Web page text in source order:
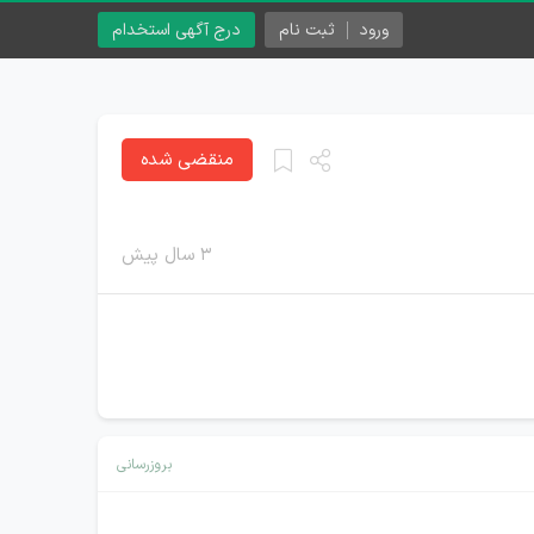
درج آگهی استخدام ورود ثبت نام
۳ سال پیش
منقضی شده
بروزرسانی